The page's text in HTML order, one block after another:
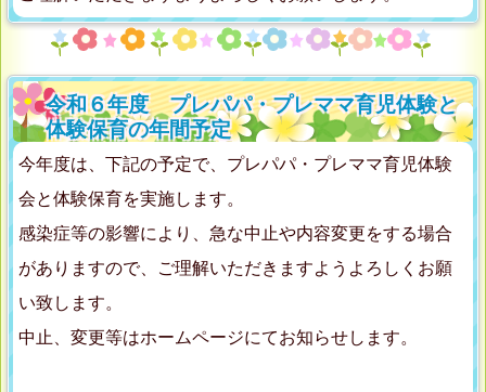
令和６年度 プレパパ・プレママ育児体験と
体験保育の年間予定
今年度は、下記の予定で、プレパパ・プレママ育児体験
会と体験保育を実施します。
感染症等の影響により、急な中止や内容変更をする場合
がありますので、ご理解いただきますようよろしくお願
い致します。
中止、変更等はホームページにてお知らせします。